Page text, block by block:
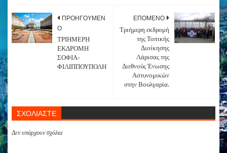
ΕΠΟΜΕΝΟ
Τριήμερη εκδρομή
της Τοπικής
Διοίκησης
Λάρισας της
Διεθνούς Ένωσης
Αστυνομικών
στην Βουλγαρία.
ΠΡΟΗΓΟΥΜΕΝ
Ο
ΤΡΙΗΜΕΡΗ
ΕΚΔΡΟΜΗ
ΣΟΦΙΑ-
ΦΙΛΙΠΠΟΥΠΟΛΗ
ΣΧΟΛΙΑΣΤΕ
Δεν υπάρχουν σχόλια